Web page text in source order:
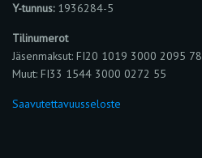
Y-tunnus:1936284-5
Tilinumerot
Jäsenmaksut: FI20 1019 3000 2095 78
Muut: FI33 1544 3000 0272 55
Saavutettavuusseloste